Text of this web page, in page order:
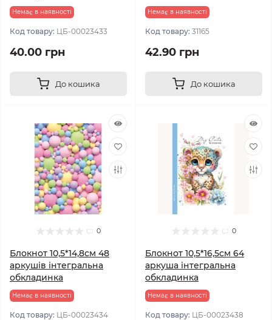
Немає в наявності
Код товару: ЦБ-00023433
40.00 грн
До кошика
Немає в наявності
Код товару: 31165
42.90 грн
До кошика
0
Блокнот 10,5*14,8см 48
аркушів інтегральна
обкладинка
Немає в наявності
Код товару: ЦБ-00023434
0
Блокнот 10,5*16,5см 64
аркуша інтегральна
обкладинка
Немає в наявності
Код товару: ЦБ-00023438